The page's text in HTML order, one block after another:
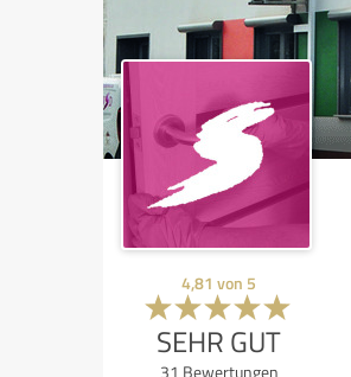
4,81 von 5
SEHR GUT
31 Bewertungen